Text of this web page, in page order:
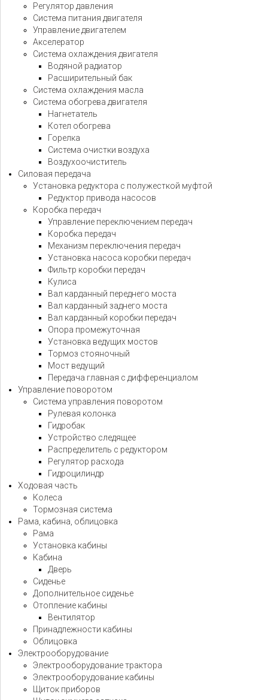
Регулятор давления
Система питания двигателя
Управление двигателем
Акселератор
Система охлаждения двигателя
Водяной радиатор
Расширительный бак
Система охлаждения масла
Система обогрева двигателя
Нагнетатель
Котел обогрева
Горелка
Система очистки воздуха
Воздухоочиститель
Силовая передача
Установка редуктора с полужесткой муфтой
Редуктор привода насосов
Коробка передач
Управление переключением передач
Коробка передач
Механизм переключения передач
Установка насоса коробки передач
Фильтр коробки передач
Кулиса
Вал карданный переднего моста
Вал карданный заднего моста
Вал карданный коробки передач
Опора промежуточная
Установка ведущих мостов
Тормоз стояночный
Мост ведущий
Передача главная с дифференциалом
Управление поворотом
Система управления поворотом
Рулевая колонка
Гидробак
Устройство следящее
Распределитель с редуктором
Регулятор расхода
Гидроцилиндр
Ходовая часть
Колеса
Тормозная система
Рама, кабина, облицовка
Рама
Установка кабины
Кабина
Дверь
Сиденье
Дополнительное сиденье
Отопление кабины
Вентилятор
Принадлежности кабины
Облицовка
Электрооборудование
Электрооборудование трактора
Электрооборудование кабины
Щиток приборов